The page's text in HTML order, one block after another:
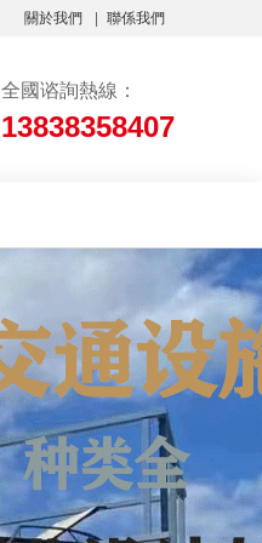
關於我們 聯係我們
全國谘詢熱線：
13838358407